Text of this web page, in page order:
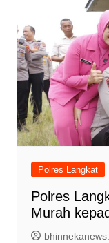
Polres Langkat
Polres
Murah